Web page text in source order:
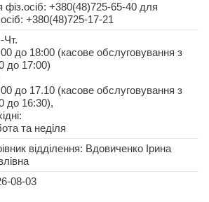
фіз.осіб: +380(48)725-65-40 для
+380(48)725-17-21
Чт.
до 18:00 (касове обслуговування з
до 17:00)
до 17.10 (касове обслуговування з
до 16:30),
та неділя
відділення: Вдовиченко Ірина
08-03